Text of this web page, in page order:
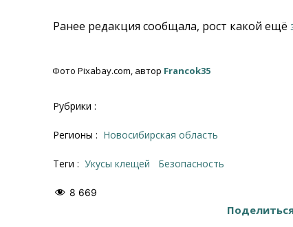
Ранее редакция сообщала, рост какой ещё
Фото Pixabay.com, автор Francok35
Рубрики :
Регионы : Новосибирская область
Теги : укусы клещей безопасность
8 669